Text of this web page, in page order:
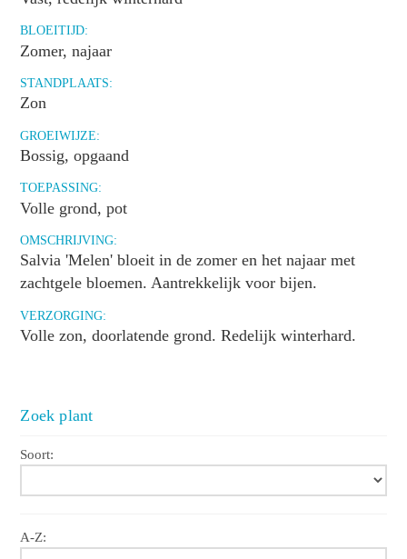
BLOEITIJD:
Zomer, najaar
STANDPLAATS:
Zon
GROEIWIJZE:
Bossig, opgaand
TOEPASSING:
Volle grond, pot
OMSCHRIJVING:
Salvia 'Melen' bloeit in de zomer en het najaar met
zachtgele bloemen. Aantrekkelijk voor bijen.
VERZORGING:
Volle zon, doorlatende grond. Redelijk winterhard.
Zoek plant
Soort:
A-Z: